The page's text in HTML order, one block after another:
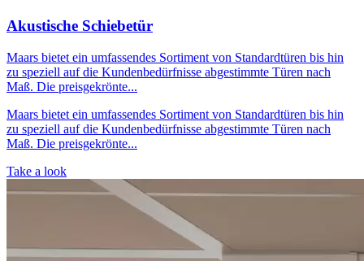
Akustische Schiebetür
Maars bietet ein umfassendes Sortiment von Standardtüren bis hin
zu speziell auf die Kundenbedürfnisse abgestimmte Türen nach
Maß. Die preisgekrönte...
Maars bietet ein umfassendes Sortiment von Standardtüren bis hin
zu speziell auf die Kundenbedürfnisse abgestimmte Türen nach
Maß. Die preisgekrönte...
Take a look